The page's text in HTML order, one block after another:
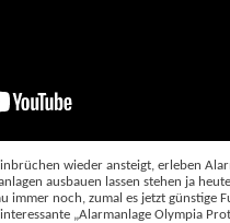
wieder ansteigt, erleben
ausbauen lassen stehen ja
immer noch, zumal es jetzt
„Alarmanlage Olympia